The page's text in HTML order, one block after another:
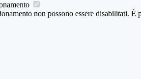
non possono essere disabilitati.